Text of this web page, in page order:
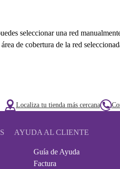
seleccionar una red
de cobertura de la red
Localiza tu tienda más cercana
AYUDA AL CLIENTE
Guía de Ayuda
Factura